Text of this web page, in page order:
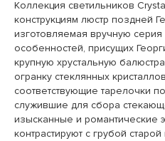
Коллекция светильников
конструкциям люстр поздней
изготовляемая вручную
особенностей, присущих
крупную хрустальную
огранку стеклянных
соответствующие тарелочки
служившие для сбора
изысканные и романтические
контрастируют с грубой